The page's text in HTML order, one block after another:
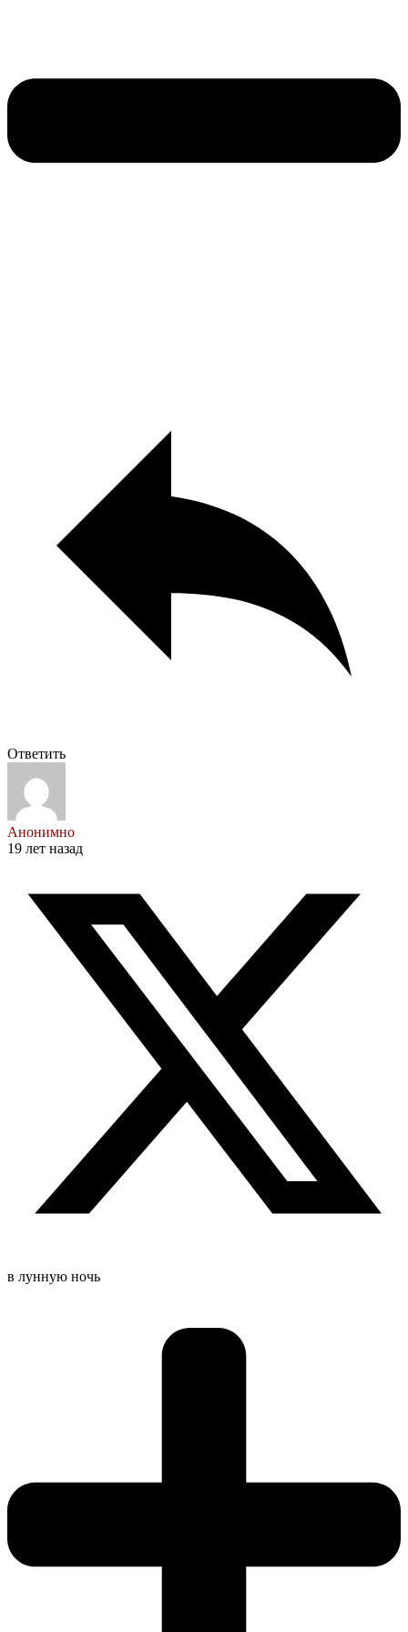
Ответить
Анонимно
19 лет назад
в лунную ночь